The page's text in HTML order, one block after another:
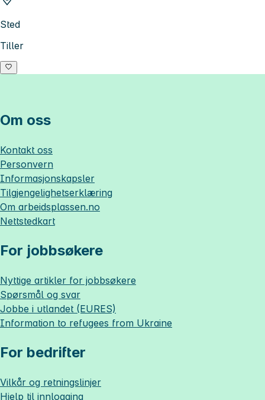
Sted
Tiller
Om oss
Kontakt oss
Personvern
Informasjonskapsler
Tilgjengelighetserklæring
Om arbeidsplassen.no
Nettstedkart
For jobbsøkere
Nyttige artikler for jobbsøkere
Spørsmål og svar
Jobbe i utlandet (EURES)
Information to refugees from Ukraine
For bedrifter
Vilkår og retningslinjer
Hjelp til innlogging